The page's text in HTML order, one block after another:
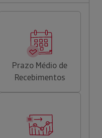
Prazo Médio de
Recebimentos